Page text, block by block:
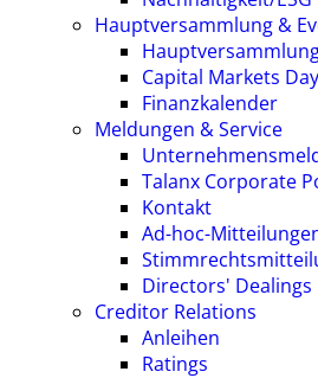
Hauptversammlung &
Capital Markets Day
Finanzkalender
Meldungen & Service
Talanx Corporate
Kontakt
Ad-hoc-
Directors' Dealings
Creditor Relations
Anleihen
Ratings